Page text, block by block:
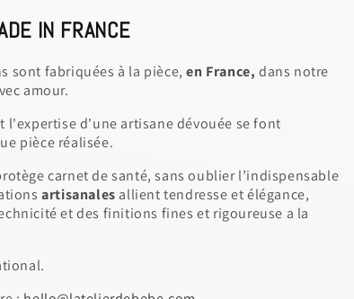
IN FRANCE
sont fabriquées à la pièce, en France, dans notre
amour.
l'expertise d'une artisane dévouée se font
pièce réalisée.
carnet de santé, sans oublier l’indispensable
artisanales allient tendresse et élégance,
et des finitions fines et rigoureuse a la